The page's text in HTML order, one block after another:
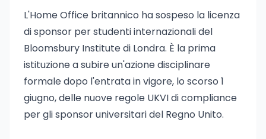
L'Home Office britannico ha sospeso la licenza
di sponsor per studenti internazionali del
Bloomsbury Institute di Londra. È la prima
istituzione a subire un'azione disciplinare
formale dopo l'entrata in vigore, lo scorso 1
giugno, delle nuove regole UKVI di compliance
per gli sponsor universitari del Regno Unito.